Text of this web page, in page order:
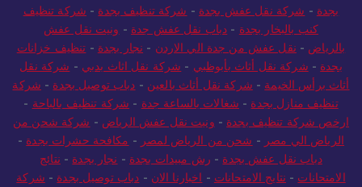
بجدة - شركة نقل عفش بجدة - شركة تنظيف بجدة - شركة تنظيف
كنب بالبخار بجدة - دباب نقل عفش جدة - ونيت نقل عفش
بالرياض - نقل عفش من جدة الي الاردن - نجار بجدة - تنظيف خزانات
بجدة - شركة نقل أثاث بأبوظبي - شركة نقل اثاث بدبي - شركة نقل
أثاث برأس الخيمة - شركة نقل أثاث بالعين - دباب توصيل بجدة - شركة
تنظيف منازل بجدة - شغالات بالساعة جدة - شركة تنظيف بالباحة -
ارخص شركة تنظيف بجدة - ونيت نقل عفش الرياض - شركة شحن من
الرياض الي مصر - شحن من الرياض لمصر - مكافحة حشرات بجدة -
دباب نقل عفش بجدة - رش مبيدات بجدة - نجار بجدة - نتائج
الامتحانات - نتايج الامتحانات - اخبارنا الان - دباب توصيل بجدة - شركة